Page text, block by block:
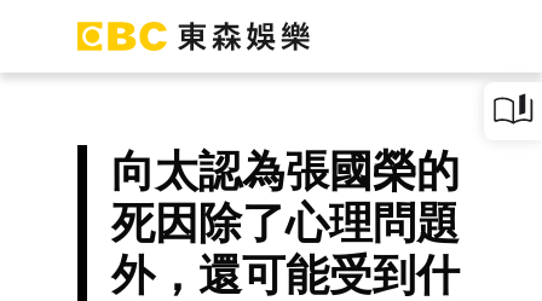
向太認為張國榮的
死因除了心理問題
外，還可能受到什